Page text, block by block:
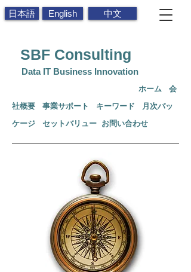
日本語 English 中文
SBF Consulting
Data IT Business Innovation
ホーム
会
社概要 事業サポート キーワード
月次パッ
ケージ
セットバリュー お問い合わせ